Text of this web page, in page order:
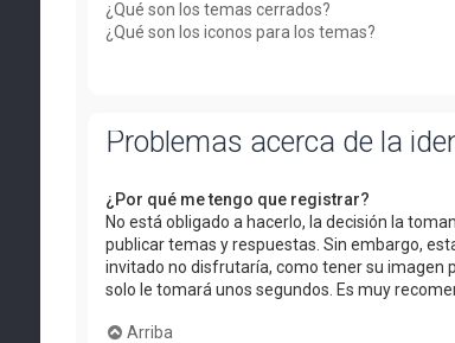
¿Qué son los temas cerrados?
¿Qué son los iconos para los temas?
Problemas acerca de la
¿Por qué me tengo que registrar?
No está obligado a hacerlo, la decisión la
publicar temas y respuestas. Sin embargo,
invitado no disfrutaría, como tener su imagen
solo le tomará unos segundos. Es muy
Arriba